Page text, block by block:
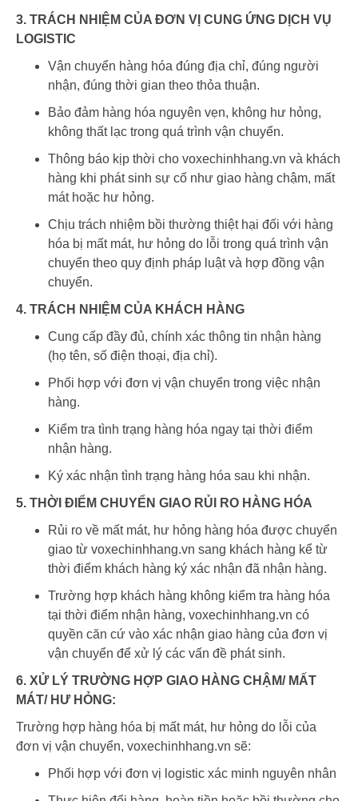
3. TRÁCH NHIỆM CỦA ĐƠN VỊ CUNG ỨNG DỊCH VỤ
LOGISTIC
Vận chuyển hàng hóa đúng địa chỉ, đúng người
nhận, đúng thời gian theo thỏa thuận.
Bảo đảm hàng hóa nguyên vẹn, không hư hỏng,
không thất lạc trong quá trình vận chuyển.
Thông báo kịp thời cho voxechinhhang.vn và khách
hàng khi phát sinh sự cố như giao hàng chậm, mất
mát hoặc hư hỏng.
Chịu trách nhiệm bồi thường thiệt hại đối với hàng
hóa bị mất mát, hư hỏng do lỗi trong quá trình vận
chuyển theo quy định pháp luật và hợp đồng vận
chuyển.
4. TRÁCH NHIỆM CỦA KHÁCH HÀNG
Cung cấp đầy đủ, chính xác thông tin nhận hàng
(họ tên, số điện thoại, địa chỉ).
Phối hợp với đơn vị vận chuyển trong việc nhận
hàng.
Kiểm tra tình trạng hàng hóa ngay tại thời điểm
nhận hàng.
Ký xác nhận tình trạng hàng hóa sau khi nhận.
5. THỜI ĐIỂM CHUYỂN GIAO RỦI RO HÀNG HÓA
Rủi ro về mất mát, hư hỏng hàng hóa được chuyển
giao từ voxechinhhang.vn sang khách hàng kể từ
thời điểm khách hàng ký xác nhận đã nhận hàng.
Trường hợp khách hàng không kiểm tra hàng hóa
tại thời điểm nhận hàng, voxechinhhang.vn có
quyền căn cứ vào xác nhận giao hàng của đơn vị
vận chuyển để xử lý các vấn đề phát sinh.
6. XỬ LÝ TRƯỜNG HỢP GIAO HÀNG CHẬM/ MẤT
MÁT/ HƯ HỎNG:
Trường hợp hàng hóa bị mất mát, hư hỏng do lỗi của
đơn vị vận chuyển, voxechinhhang.vn sẽ:
Phối hợp với đơn vị logistic xác minh nguyên nhân